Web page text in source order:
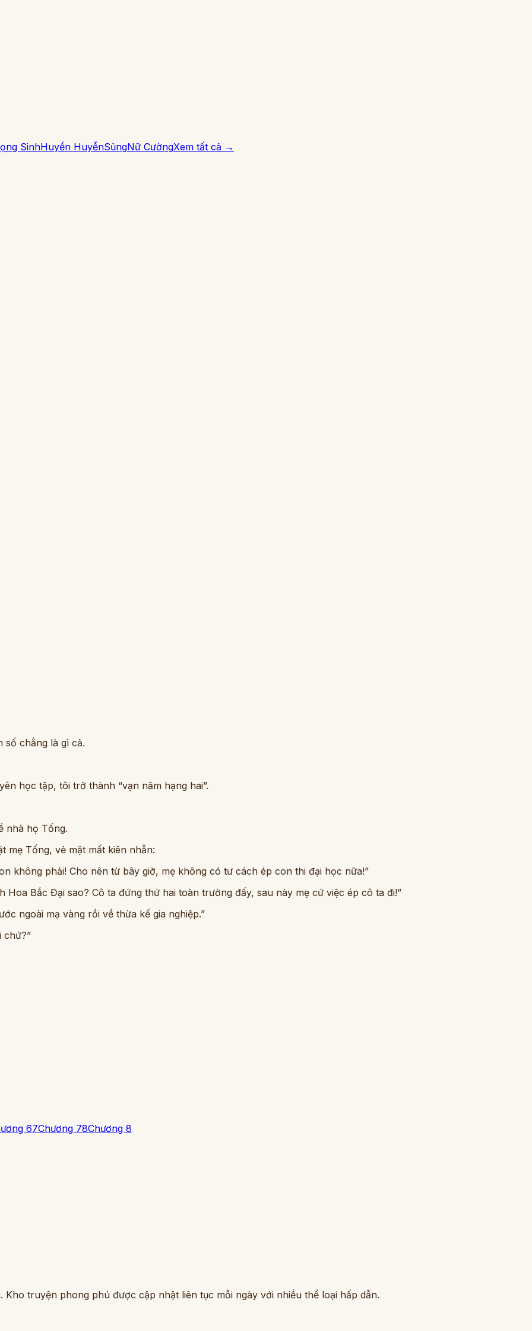
SinhHuyền HuyễnSủngNữ CườngXem tất cả →
số chẳng là gì cả.
học tập, tôi trở thành “vạn năm hạng hai”.
nhà họ Tống.
mẹ Tống, vẻ mặt mất kiên nhẫn:
không phải! Cho nên từ bây giờ, mẹ không có tư cách ép con thi đại học nữa!”
Bắc Đại sao? Cô ta đứng thứ hai toàn trường đấy, sau này mẹ cứ việc ép cô ta đi!”
ngoài mạ vàng rồi về thừa kế gia nghiệp.”
chứ?”
67Chương 78Chương 8
truyện phong phú được cập nhật liên tục mỗi ngày với nhiều thể loại hấp dẫn.